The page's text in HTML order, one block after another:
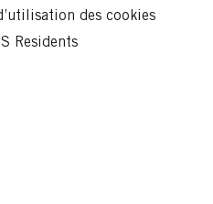
des cookies
Residents